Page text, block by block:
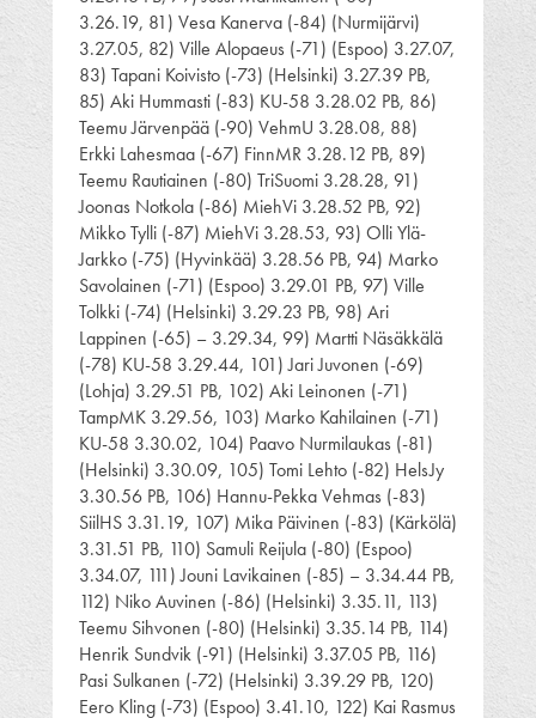
3.26.19, 81) Vesa Kanerva (-84) (Nurmijärvi)
3.27.05, 82) Ville Alopaeus (-71) (Espoo) 3.27.07,
83) Tapani Koivisto (-73) (Helsinki) 3.27.39 PB,
85) Aki Hummasti (-83) KU-58 3.28.02 PB, 86)
Teemu Järvenpää (-90) VehmU 3.28.08, 88)
Erkki Lahesmaa (-67) FinnMR 3.28.12 PB, 89)
Teemu Rautiainen (-80) TriSuomi 3.28.28, 91)
Joonas Notkola (-86) MiehVi 3.28.52 PB, 92)
Mikko Tylli (-87) MiehVi 3.28.53, 93) Olli Ylä-
Jarkko (-75) (Hyvinkää) 3.28.56 PB, 94) Marko
Savolainen (-71) (Espoo) 3.29.01 PB, 97) Ville
Tolkki (-74) (Helsinki) 3.29.23 PB, 98) Ari
Lappinen (-65) – 3.29.34, 99) Martti Näsäkkälä
(-78) KU-58 3.29.44, 101) Jari Juvonen (-69)
(Lohja) 3.29.51 PB, 102) Aki Leinonen (-71)
TampMK 3.29.56, 103) Marko Kahilainen (-71)
KU-58 3.30.02, 104) Paavo Nurmilaukas (-81)
(Helsinki) 3.30.09, 105) Tomi Lehto (-82) HelsJy
3.30.56 PB, 106) Hannu-Pekka Vehmas (-83)
SiilHS 3.31.19, 107) Mika Päivinen (-83) (Kärkölä)
3.31.51 PB, 110) Samuli Reijula (-80) (Espoo)
3.34.07, 111) Jouni Lavikainen (-85) – 3.34.44 PB,
112) Niko Auvinen (-86) (Helsinki) 3.35.11, 113)
Teemu Sihvonen (-80) (Helsinki) 3.35.14 PB, 114)
Henrik Sundvik (-91) (Helsinki) 3.37.05 PB, 116)
Pasi Sulkanen (-72) (Helsinki) 3.39.29 PB, 120)
Eero Kling (-73) (Espoo) 3.41.10, 122) Kai Rasmus